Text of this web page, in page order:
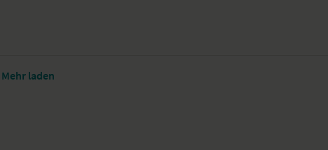
Mehr laden